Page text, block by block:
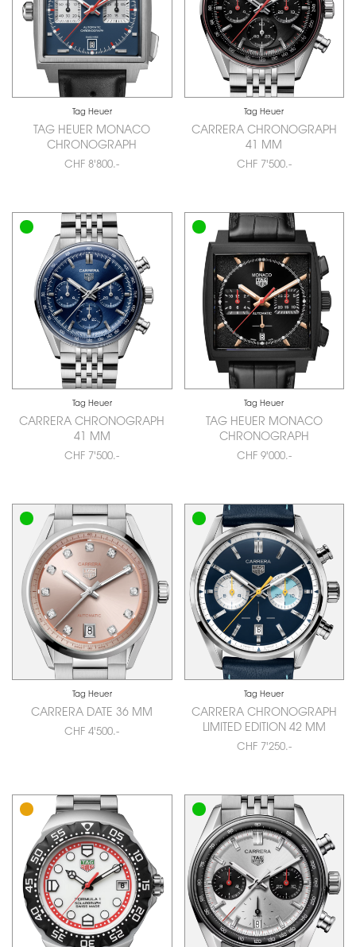
Tag Heuer
TAG HEUER MONACO
CHRONOGRAPH
CHF 8'800.-
Tag Heuer
CARRERA CHRONOGRAPH
41 MM
CHF 7'500.-
Tag Heuer
CARRERA CHRONOGRAPH
41 MM
CHF 7'500.-
Tag Heuer
TAG HEUER MONACO
CHRONOGRAPH
CHF 9'000.-
Tag Heuer
CARRERA DATE 36 MM
CHF 4'500.-
Tag Heuer
CARRERA CHRONOGRAPH
LIMITED EDITION 42 MM
CHF 7'250.-